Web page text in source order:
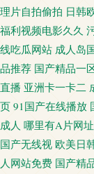
理片自拍偷拍 日韩
福利视频电影久久
线吃瓜网站 成人岛
品推荐 国产精品一
直播 亚洲卡一卡二
页 91国产在线播放
成人 哪里有A片网址
国产无线视 欧美日
人网站免费 国产精